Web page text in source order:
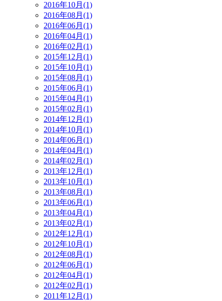
2016年10月(1)
2016年08月(1)
2016年06月(1)
2016年04月(1)
2016年02月(1)
2015年12月(1)
2015年10月(1)
2015年08月(1)
2015年06月(1)
2015年04月(1)
2015年02月(1)
2014年12月(1)
2014年10月(1)
2014年06月(1)
2014年04月(1)
2014年02月(1)
2013年12月(1)
2013年10月(1)
2013年08月(1)
2013年06月(1)
2013年04月(1)
2013年02月(1)
2012年12月(1)
2012年10月(1)
2012年08月(1)
2012年06月(1)
2012年04月(1)
2012年02月(1)
2011年12月(1)